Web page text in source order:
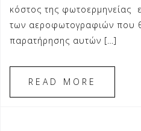
κόστος της φωτοερμηνείας
των αεροφωτογραφιών που
παρατήρησης αυτών […]
READ MORE